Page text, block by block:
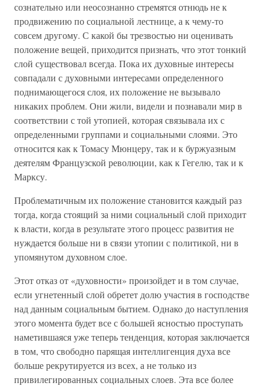
сознательно или неосознанно стремятся отнюдь не к
продвижению по социальной лестнице, а к чему-то
совсем другому. С какой бы трезвостью ни оценивать
положение вещей, приходится признать, что этот тонкий
слой существовал всегда. Пока их духовные интересы
совпадали с духовными интересами определенного
поднимающегося слоя, их положение не вызывало
никаких проблем. Они жили, видели и познавали мир в
соответствии с той утопией, которая связывала их с
определенными группами и социальными слоями. Это
относится как к Томасу Мюнцеру, так и к буржуазным
деятелям Французской революции, как к Гегелю, так и к
Марксу.
Проблематичным их положение становится каждый раз
тогда, когда стоящий за ними социальный слой приходит
к власти, когда в результате этого процесс развития не
нуждается больше ни в связи утопии с политикой, ни в
упомянутом духовном слое.
Этот отказ от «духовности» произойдет и в том случае,
если угнетенный слой обретет долю участия в господстве
над данным социальным бытием. Однако до наступления
этого момента будет все с большей ясностью проступать
наметившаяся уже теперь тенденция, которая заключается
в том, что свободно парящая интеллигенция духа все
больше рекрутируется из всех, а не только из
привилегированных социальных слоев. Эта все более